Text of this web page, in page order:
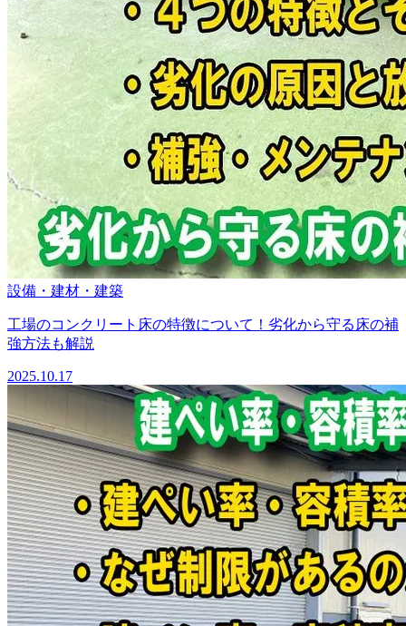
設備・建材・建築
工場のコンクリート床の特徴について！劣化から守る床の補
強方法も解説
2025.10.17